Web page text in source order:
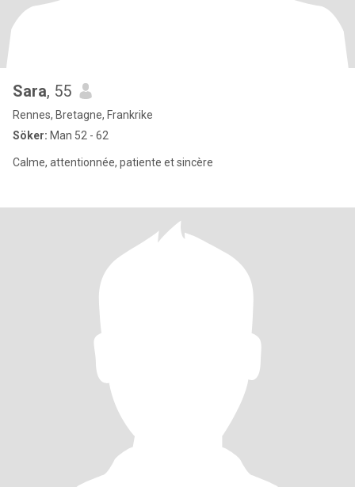
Sara, 55
Rennes, Bretagne, Frankrike
Söker: Man 52 - 62
Calme, attentionnée, patiente et sincère